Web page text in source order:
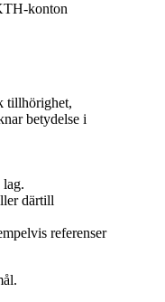
konton
tillhörighet,
betydelse i
lag.
därtill
referenser